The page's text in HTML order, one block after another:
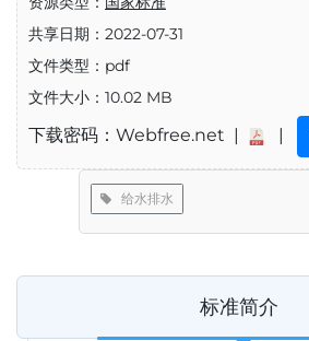
共享日期：2022-07-31
文件类型：pdf
文件大小：10.02 MB
下载密码：Webfree.net | |
给水排水
标准简介